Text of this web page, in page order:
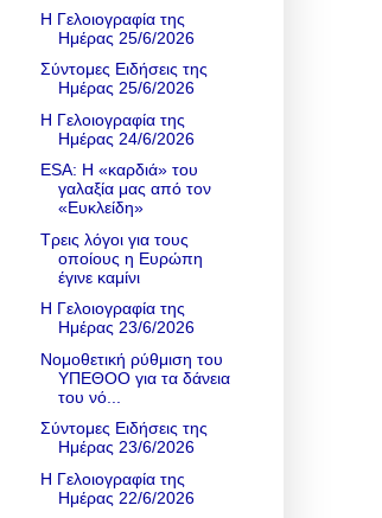
Η Γελοιογραφία της
Ημέρας 25/6/2026
Σύντομες Ειδήσεις της
Ημέρας 25/6/2026
Η Γελοιογραφία της
Ημέρας 24/6/2026
ESA: Η «καρδιά» του
γαλαξία μας από τον
«Ευκλείδη»
Τρεις λόγοι για τους
οποίους η Ευρώπη
έγινε καμίνι
Η Γελοιογραφία της
Ημέρας 23/6/2026
Νομοθετική ρύθμιση του
ΥΠΕΘΟΟ για τα δάνεια
του νό...
Σύντομες Ειδήσεις της
Ημέρας 23/6/2026
Η Γελοιογραφία της
Ημέρας 22/6/2026